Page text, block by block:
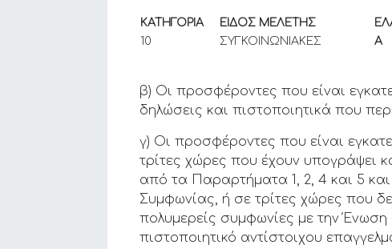
ΚΑΤΗΓΟΡΙΑ ΕΙΔΟΣ ΜΕΛΕΤΗΣ
10
ΣΥΓΚΟΙΝΩΝΙΑΚΕΣ Α
β) Οι προσφέροντες που είναι
δηλώσεις και πιστοποιητικά που
γ) Οι προσφέροντες που είναι
τρίτες χώρες που έχουν υπογράψει
από τα Παραρτήματα 1, 2, 4 και 5
Συμφωνίας, ή σε τρίτες χώρες που
πολυμερείς συμφωνίες με την
πιστοποιητικό αντίστοιχου